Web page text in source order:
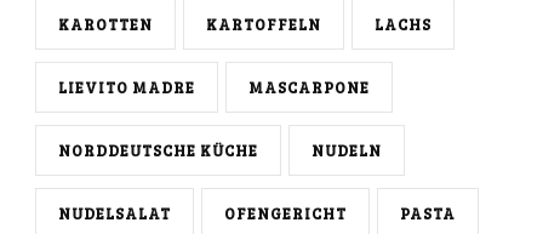
KAROTTEN KARTOFFELN LACHS
LIEVITO MADRE MASCARPONE
NORDDEUTSCHE KÜCHE NUDELN
NUDELSALAT OFENGERICHT PASTA